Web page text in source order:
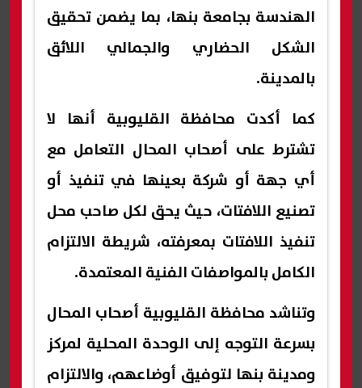
الهندسة بجامعة بنها، بما يضمن تحقيق
الشكل الحضاري والجمالي اللائق
بالمدينة.
كما أكدت محافظة القليوبية أنها لا
تشترط على أصحاب المحال التعامل مع
أي جهة أو شركة بعينها في تنفيذ أو
تصنيع اللافتات، حيث يحق لكل صاحب محل
تنفيذ اللافتات بمعرفته، شريطة الالتزام
الكامل بالمواصفات الفنية المعتمدة.
وتناشد محافظة القليوبية أصحاب المحال
بسرعة التوجه إلى الوحدة المحلية لمركز
ومدينة بنها لتوفيق أوضاعهم، والالتزام